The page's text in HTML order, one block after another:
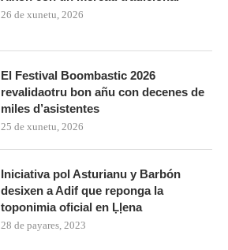
26 de xunetu, 2026
El Festival Boombastic 2026
revalidaotru bon añu con decenes de
miles d’asistentes
25 de xunetu, 2026
Iniciativa pol Asturianu y Barbón
desixen a Adif que reponga la
toponimia oficial en Ḷḷena
28 de payares, 2023